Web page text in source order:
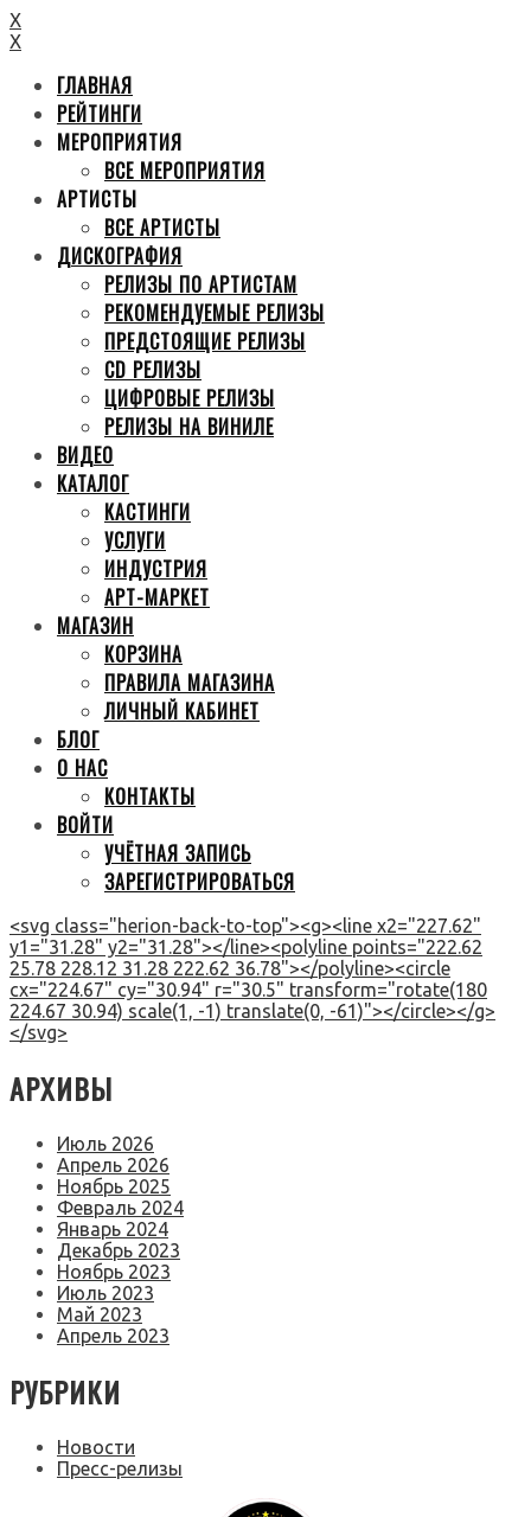
X
X
ГЛАВНАЯ
РЕЙТИНГИ
МЕРОПРИЯТИЯ
ВСЕ МЕРОПРИЯТИЯ
АРТИСТЫ
ВСЕ АРТИСТЫ
ДИСКОГРАФИЯ
РЕЛИЗЫ ПО АРТИСТАМ
РЕКОМЕНДУЕМЫЕ РЕЛИЗЫ
ПРЕДСТОЯЩИЕ РЕЛИЗЫ
CD РЕЛИЗЫ
ЦИФРОВЫЕ РЕЛИЗЫ
РЕЛИЗЫ НА ВИНИЛЕ
ВИДЕО
КАТАЛОГ
КАСТИНГИ
УСЛУГИ
ИНДУСТРИЯ
АРТ-МАРКЕТ
МАГАЗИН
КОРЗИНА
ПРАВИЛА МАГАЗИНА
ЛИЧНЫЙ КАБИНЕТ
БЛОГ
О НАС
КОНТАКТЫ
ВОЙТИ
УЧЁТНАЯ ЗАПИСЬ
ЗАРЕГИСТРИРОВАТЬСЯ
<svg class="herion-back-to-top"><g><line x2="227.62"
y1="31.28" y2="31.28"></line><polyline points="222.62
25.78 228.12 31.28 222.62 36.78"></polyline><circle
cx="224.67" cy="30.94" r="30.5" transform="rotate(180
224.67 30.94) scale(1, -1) translate(0, -61)"></circle></g>
</svg>
АРХИВЫ
Июль 2026
Апрель 2026
Ноябрь 2025
Февраль 2024
Январь 2024
Декабрь 2023
Ноябрь 2023
Июль 2023
Май 2023
Апрель 2023
РУБРИКИ
Новости
Пресс-релизы